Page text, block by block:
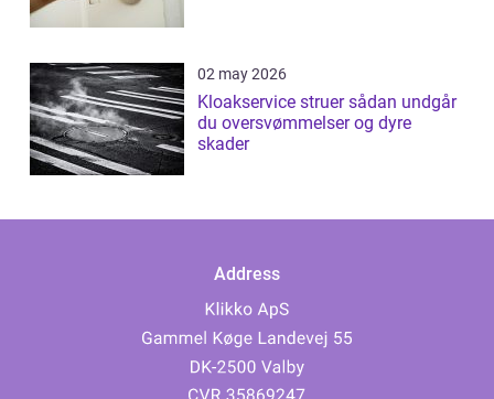
02 may 2026
Kloakservice struer sådan undgår
du oversvømmelser og dyre
skader
Address